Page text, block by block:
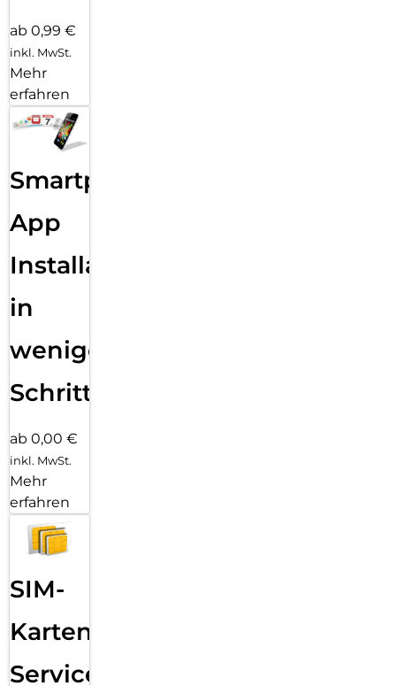
ab 0,99 €
inkl. MwSt.
Mehr
erfahren
Smartphone
App
Installation
in
wenigen
Schritten
ab 0,00 €
inkl. MwSt.
Mehr
erfahren
SIM-
Karten
Service: